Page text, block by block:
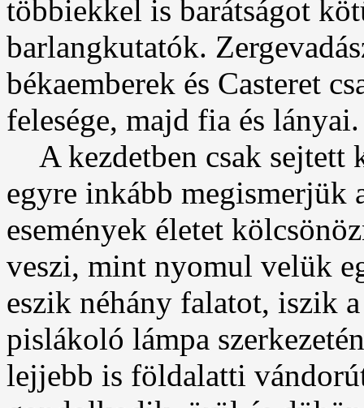
többiekkel is barátságot
barlangkutatók.
békaemberek és Casteret
felesége, majd fia és lányai.
A kezdetben csak sejtett
egyre inkább megismerjük
események életet
veszi, mint nyomul velük
eszik néhány falatot, iszik
pislákoló lámpa
lejjebb is földalatti